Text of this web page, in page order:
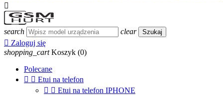

search clear Szukaj
 Zaloguj się
shopping_cart Koszyk (0)
Polecane
  Etui na telefon
  Etui na telefon IPHONE